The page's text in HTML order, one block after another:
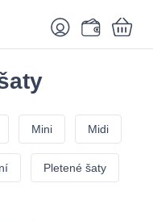
Mini Midi
Pletené šaty